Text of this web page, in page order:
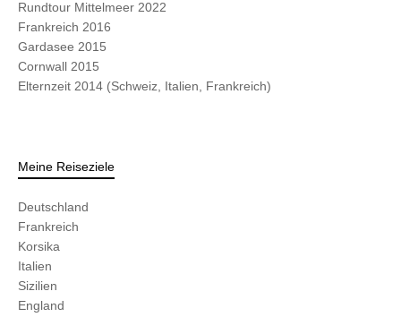
Rundtour Mittelmeer 2022
Frankreich 2016
Gardasee 2015
Cornwall 2015
Elternzeit 2014 (Schweiz, Italien, Frankreich)
Meine Reiseziele
Deutschland
Frankreich
Korsika
Italien
Sizilien
England